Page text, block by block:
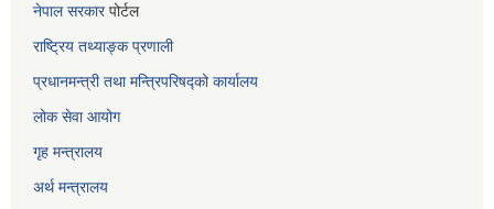
नेपाल सरकारपोर्टल
राष्ट्रिय तथ्याङ्क प्रणाली
प्रधानमन्त्री तथा मन्त्रिपरिषद्को कार्यालय
लोक सेवाआयोग
गृह मन्त्रालय
अर्थ मन्त्रालय